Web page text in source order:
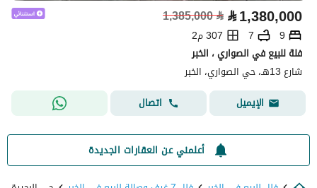
⃁1,380,000
⃁
1,385,000
9
7
307 م2
فلة للبيع في الصواري ، الخبر
شارع 13هـ، حي الصواري، الخبر
الإيميل
اتصال
أعلمني عن العقارات الجديدة